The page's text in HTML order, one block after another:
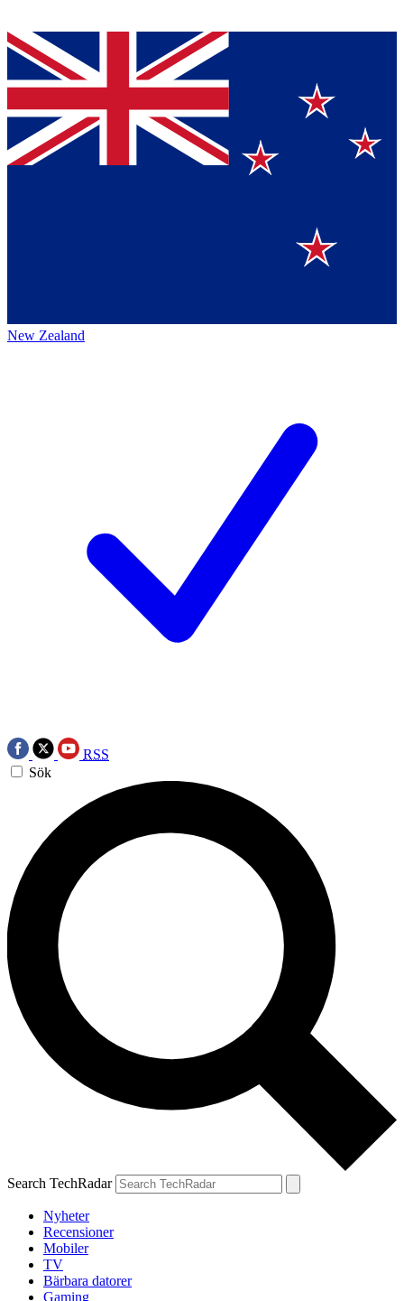
New Zealand
RSS
Sök
Search TechRadar
Nyheter
Recensioner
Mobiler
TV
Bärbara datorer
Gaming